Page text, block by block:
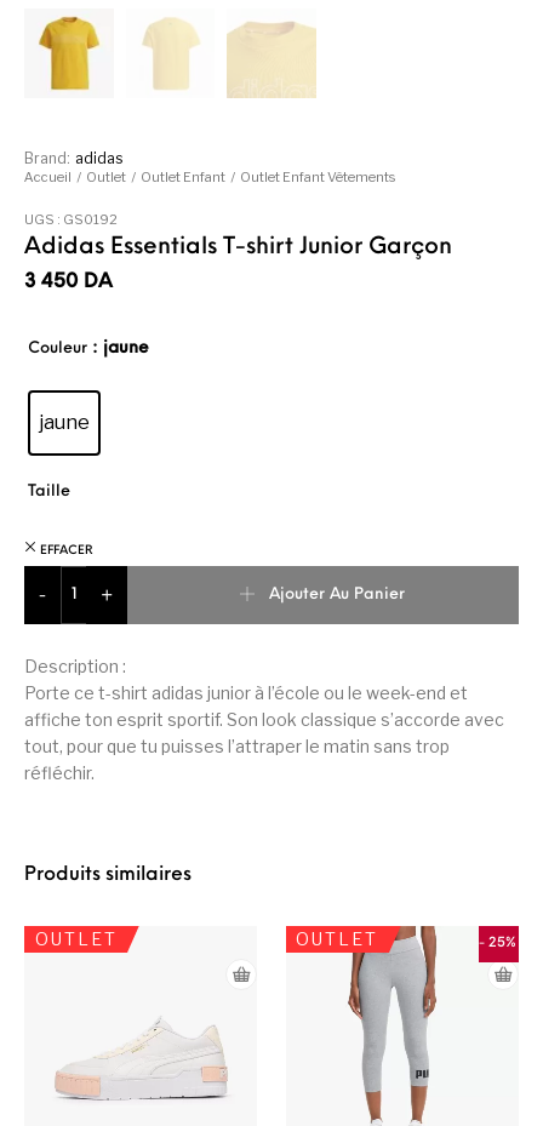
Accueil / Outlet / Outlet Enfant / Outlet Enfant Vêtements
Adidas Essentials T-shirt Junior Garçon
3 450 DA
Description :
Porte ce t-shirt adidas junior à l’école ou le week-end et
affiche ton esprit sportif. Son look classique s’accorde avec
tout, pour que tu puisses l’attraper le matin sans trop
réfléchir.
Couleur : jaune
jaune
Taille
EFFACER
-
+
Ajouter Au Panier
UGS : GS0192
Brand: adidas
Produits similaires
OUTLET - 25%
OUTLET